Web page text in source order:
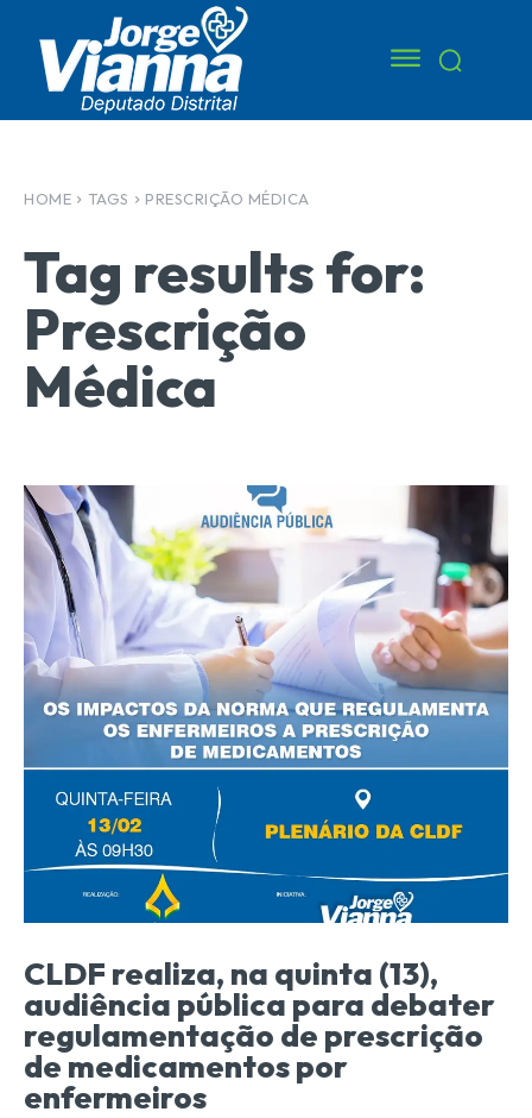
HOME TAGS PRESCRIÇÃO MÉDICA
Tag results for:
Prescrição
Médica
CLDF realiza, na quinta (13),
audiência pública para debater
regulamentação de prescrição
de medicamentos por
enfermeiros